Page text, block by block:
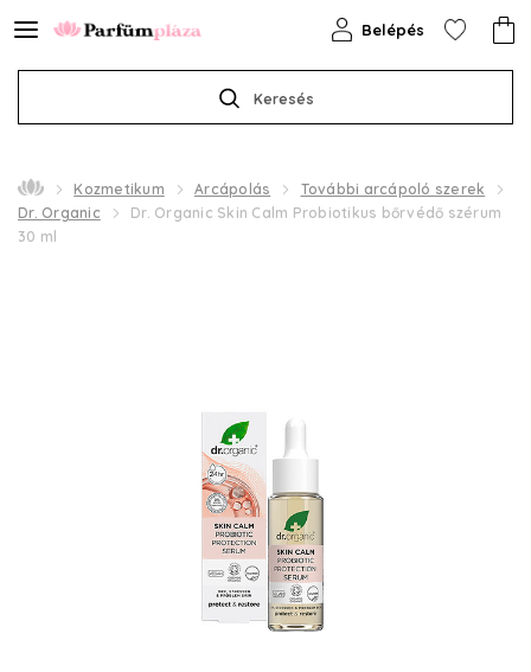
Keresés
Belépés
Kozmetikum Arcápolás
További arcápoló szerek
Dr. Organic
Dr. Organic Skin Calm Probiotikus bőrvédő szérum
30 ml